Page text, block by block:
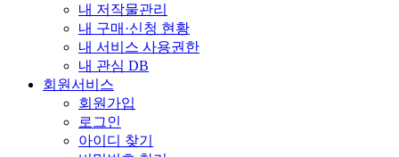
내 저작물관리
내 구매·신청 현황
내 서비스 사용권한
내 관심 DB
회원서비스
회원가입
로그인
아이디 찾기